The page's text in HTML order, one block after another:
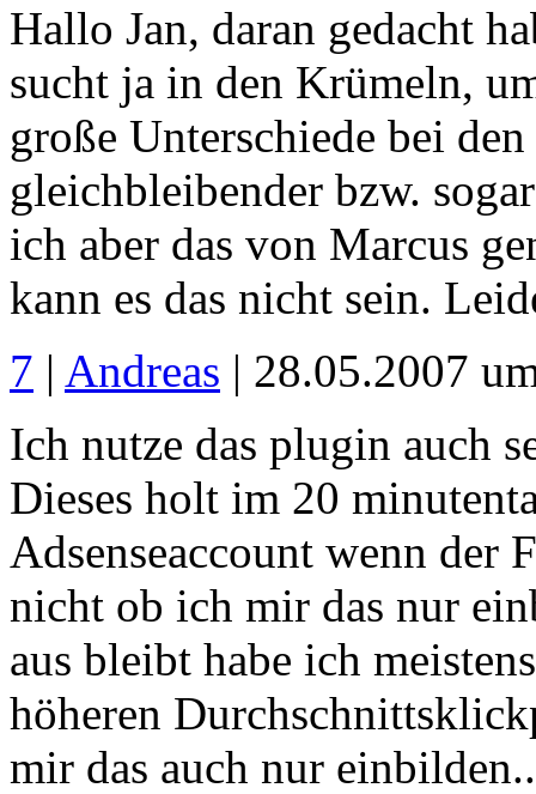
Hallo Jan, daran gedacht
sucht ja in den Krümeln,
große Unterschiede bei
gleichbleibender bzw.
ich aber das von Marcus
kann es das nicht sein.
7 | Andreas | 28.05.2007
Ich nutze das plugin auch
Dieses holt im 20
Adsenseaccount wenn der
nicht ob ich mir das nur
aus bleibt habe ich
höheren
mir das auch nur